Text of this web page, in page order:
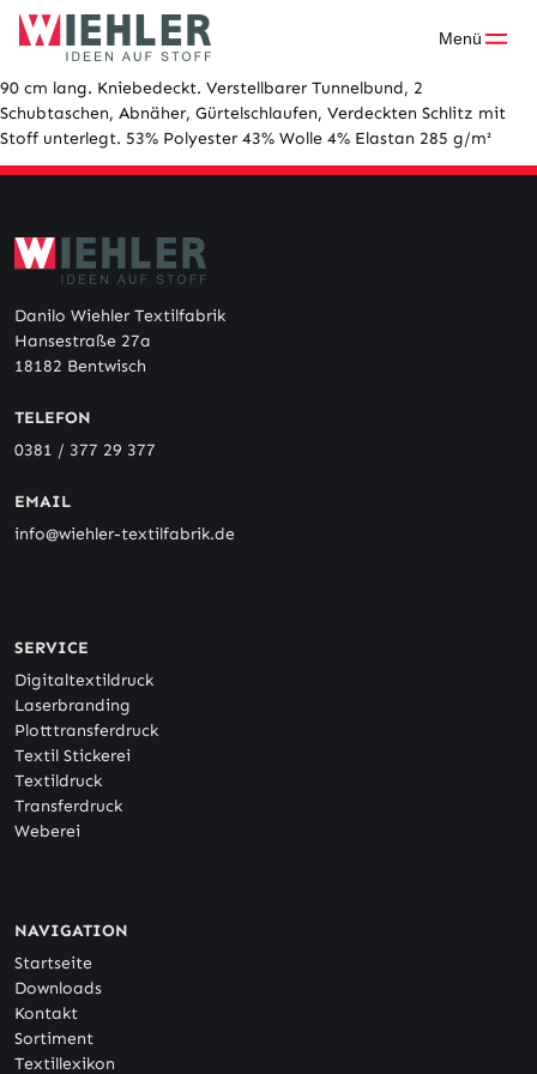
Skip
Menü
90 cm lang. Kniebedeckt. Verstellbarer Tunnelbund, 2
Schubtaschen, Abnäher, Gürtelschlaufen, Verdeckten Schlitz mit
Stoff unterlegt. 53% Polyester 43% Wolle 4% Elastan 285 g/m²
Danilo Wiehler Textilfabrik
Hansestraße 27a
18182 Bentwisch
TELEFON
0381 / 377 29 377
EMAIL
info@wiehler-textilfabrik.de
SERVICE
Digitaltextildruck
Laserbranding
Plotttransferdruck
Textil Stickerei
Textildruck
Transferdruck
Weberei
NAVIGATION
Startseite
Downloads
Kontakt
Sortiment
Textillexikon